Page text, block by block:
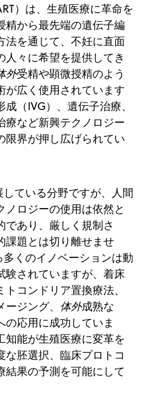
）は、生殖医療に革命を
精から最先端の遺伝子編
法を通じて、不妊に直面
人々に希望を提供してき
外受精や顕微授精のよう
が広く使用されています
成（IVG）、遺伝子治療、
療など新興テクノロジー
限界が押し広げられてい
している分野ですが、人間
ノロジーの使用は依然と
であり、厳しく規制さ
課題とは切り離せませ
多くのイノベーションは動
験されていますが、着床
コンドリア置換療法、
ジング、 体外成熟な
の応用に成功していま
知能が生殖医療に変革を
な胚選択、臨床プロトコ
結果の予測を可能にして